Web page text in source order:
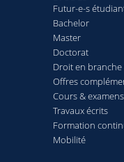
Futur-e-s
Bachelor
Master
Doctorat
Droit en
Offres
Cours & examens
Travaux écrits
Formation
Mobilité